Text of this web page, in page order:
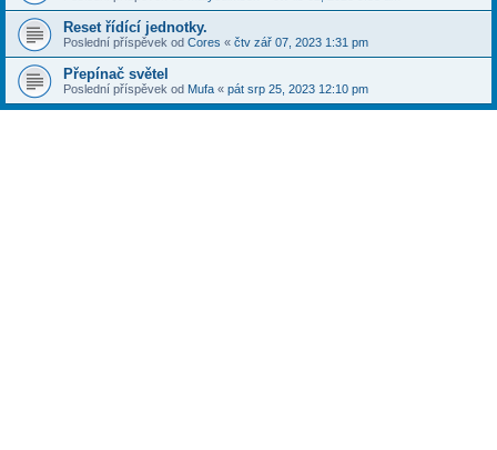
Reset řídící jednotky.
Poslední příspěvek od Cores « čtv zář 07, 2023 1:31 pm
Přepínač světel
Poslední příspěvek od Mufa « pát srp 25, 2023 12:10 pm